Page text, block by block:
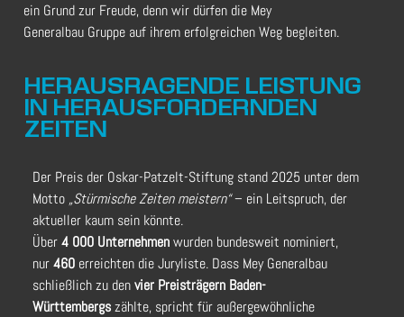
ein Grund zur Freude, denn wir dürfen die Mey
Generalbau Gruppe auf ihrem erfolgreichen Weg begleiten.
HERAUSRAGENDE LEISTUNG
IN HERAUSFORDERNDEN
ZEITEN
Der Preis der Oskar-Patzelt-Stiftung stand 2025 unter dem
Motto „Stürmische Zeiten meistern“– ein Leitspruch, der
aktueller kaum sein könnte.
Über4 000 Unternehmenwurden bundesweit nominiert,
nur460 erreichten die Juryliste. Dass Mey Generalbau
schließlich zu denvier Preisträgern Baden-
Württembergszählte, spricht für außergewöhnliche